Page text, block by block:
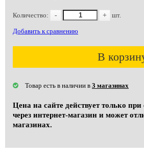
Количество: - + шт.
Добавить к сравнению
В
Товар есть в наличии в 3 магазинах
Цена на сайте действует только
через интернет-магазин и может
магазинах.